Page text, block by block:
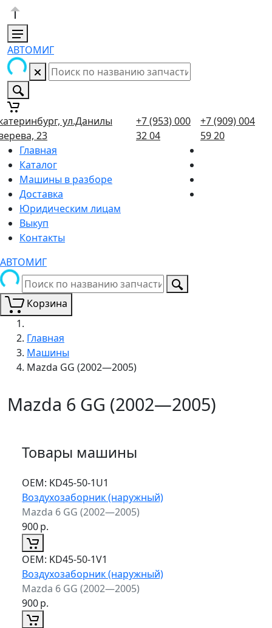
АВТОМИГ
ул.Данилы
23
+7 (953) 000
32 04
+7 (909) 004
59 20
Главная
Каталог
Машины в разборе
Доставка
Юридическим лицам
Выкуп
Контакты
АВТОМИГ
Корзина
Главная
Машины
Mazda GG (2002—2005)
Mazda 6 GG (2002—2005)
Товары машины
ОЕМ: KD45-50-1U1
Воздухозаборник (наружный)
Mazda 6 GG (2002—2005)
900р.
ОЕМ: KD45-50-1V1
Воздухозаборник (наружный)
Mazda 6 GG (2002—2005)
900р.